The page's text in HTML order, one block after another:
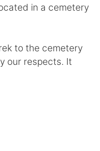
in a cemetery
to the cemetery
our respects. It